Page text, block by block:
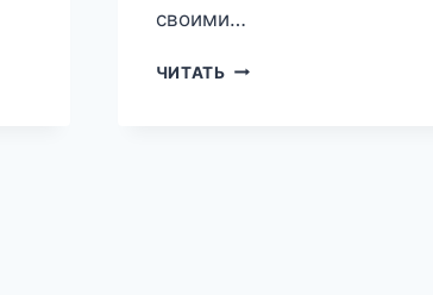
своими…
ЧИТАТЬ ПОПАДАНКА